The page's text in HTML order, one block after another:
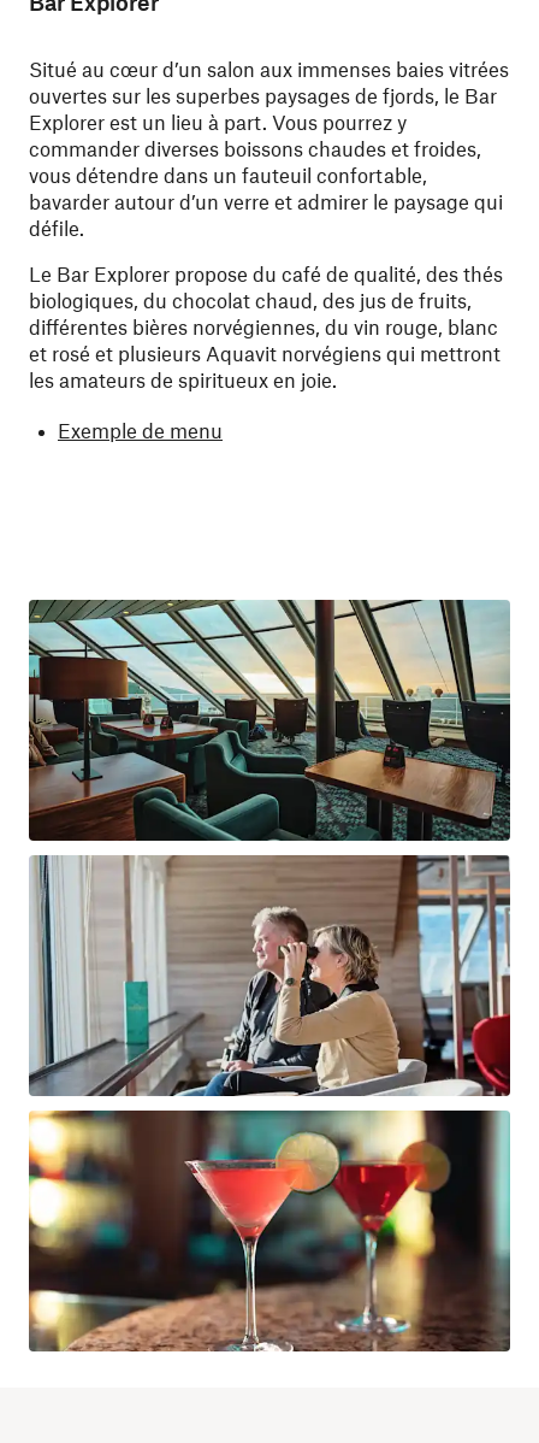
Situé au cœur d’un salon aux immenses baies vitrées
ouvertes sur les superbes paysages de fjords, le Bar
Explorer est un lieu à part. Vous pourrez y
commander diverses boissons chaudes et froides,
vous détendre dans un fauteuil confortable,
bavarder autour d’un verre et admirer le paysage qui
défile.
Le Bar Explorer propose du café de qualité, des thés
biologiques, du chocolat chaud, des jus de fruits,
différentes bières norvégiennes, du vin rouge, blanc
et rosé et plusieurs Aquavit norvégiens qui mettront
les amateurs de spiritueux en joie.
Exemple de menu